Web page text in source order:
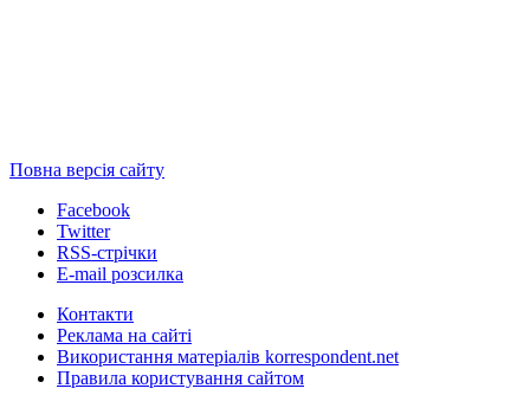
Повна версія сайту
Facebook
Twitter
RSS-стрічки
E-mail розсилка
Контакти
Реклама на сайті
Використання матеріалів korrespondent.net
Правила користування сайтом